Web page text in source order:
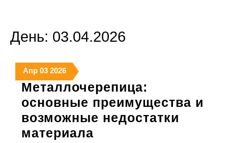
День: 03.04.2026
Апр3
апреля
2026
033
апреля
2026
20263
апреля
2026
Металлочерепица:
основные преимущества и
возможные недостатки
материала